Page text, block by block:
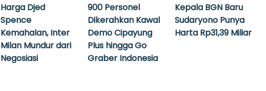
Harga Djed
Spence
Kemahalan, Inter
Milan Mundur dari
Negosiasi
900 Personel
Dikerahkan Kawal
Demo Cipayung
Plus hingga Go
Graber Indonesia
Kepala BGN Baru
Sudaryono Punya
Harta Rp31,39 Miliar